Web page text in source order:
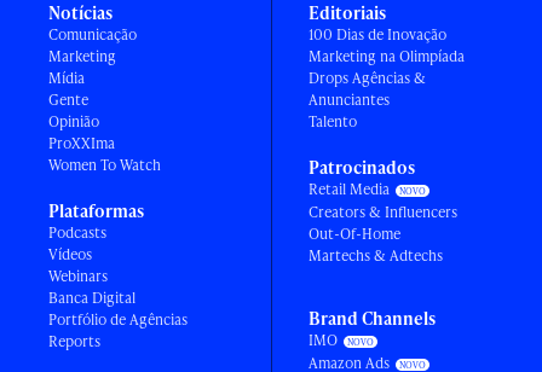
Notícias
Comunicação
Marketing
Mídia
Gente
Opinião
ProXXIma
Women To Watch
Plataformas
Podcasts
Vídeos
Webinars
Banca Digital
Portfólio de Agências
Reports
Editoriais
100 Dias de Inovação
Marketing na Olimpíada
Drops Agências &
Anunciantes
Talento
Patrocinados
Retail Media
Creators & Influencers
Out-Of-Home
Martechs & Adtechs
Brand Channels
IMO
Amazon Ads